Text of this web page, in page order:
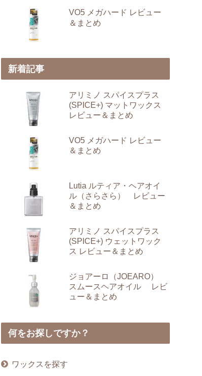
VO5 メガハード レビュー
＆まとめ
新着記事
アリミノ スパイスプラス
(SPICE+) マットワックス
レビュー＆まとめ
VO5 メガハード レビュー
＆まとめ
Lutia ルティア・ヘアオイ
ル（さらさら） レビュー
＆まとめ
アリミノ スパイスプラス
(SPICE+) ウェットワック
ス レビュー＆まとめ
ジョアーロ（JOEARO）
スムースヘアオイル レビ
ュー＆まとめ
何をお探しですか？
ワックスを探す